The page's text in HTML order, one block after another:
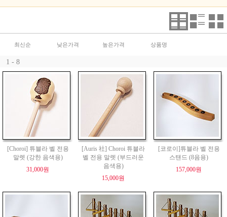
최신순 낮은가격 높은가격 상품명
1 - 8
[Choroi] 튜블라 벨 전용
말렛 (강한 음색용)
31,000원
[Auris 社] Choroi 튜블라
벨 전용 말렛 (부드러운
음색용)
15,000원
[코로이]튜블라 벨 전용
스탠드 (8음용)
157,000원